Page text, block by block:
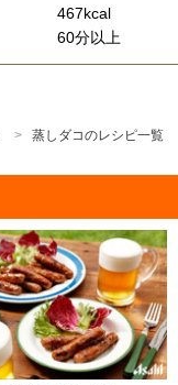
467kcal
60分以上
蒸しダコのレシピ一覧